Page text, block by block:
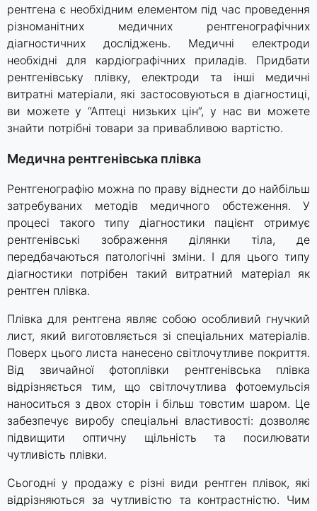
рентгена є необхідним елементом під час проведення
різноманітних медичних рентгенографічних
діагностичних досліджень. Медичні електроди
необхідні для кардіографічних приладів. Придбати
рентгенівську плівку, електроди та інші медичні
витратні матеріали, які застосовуються в діагностиці,
ви можете у “Аптеці низьких цін”, у нас ви можете
знайти потрібні товари за привабливою вартістю.
Медична рентгенівська плівка
Рентгенографію можна по праву віднести до найбільш
затребуваних методів медичного обстеження. У
процесі такого типу діагностики пацієнт отримує
рентгенівські зображення ділянки тіла, де
передбачаються патологічні зміни. І для цього типу
діагностики потрібен такий витратний матеріал як
рентген плівка.
Плівка для рентгена являє собою особливий гнучкий
лист, який виготовляється зі спеціальних матеріалів.
Поверх цього листа нанесено світлочутливе покриття.
Від звичайної фотоплівки рентгенівська плівка
відрізняється тим, що світлочутлива фотоемульсія
наноситься з двох сторін і більш товстим шаром. Це
забезпечує виробу спеціальні властивості: дозволяє
підвищити оптичну щільність та посилювати
чутливість плівки.
Сьогодні у продажу є різні види рентген плівок, які
відрізняються за чутливістю та контрастністю. Чим